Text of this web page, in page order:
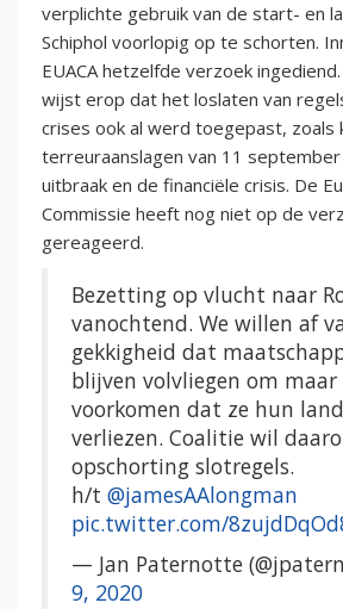
verplichte gebruik van de start- en
Schiphol voorlopig op te schorten.
EUACA hetzelfde verzoek
wijst erop dat het loslaten van
crises ook al werd toegepast, zoals
terreuraanslagen van 11 september
uitbraak en de financiële crisis. De
Commissie heeft nog niet op de
gereageerd.
Bezetting op vlucht naar
vanochtend. We willen af
gekkigheid dat
blijven volvliegen om
voorkomen dat ze hun
verliezen. Coalitie wil
opschorting slotregels.
h/t @jamesAAlongman
pic.twitter.com/
— Jan Paternotte
9, 2020